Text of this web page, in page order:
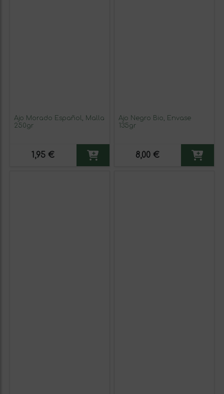
Ajo Morado Español, Malla
250gr
1,95 €
Ajo Negro Bio, Envase
135gr
8,00 €